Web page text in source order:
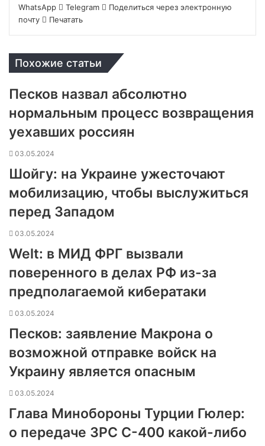
WhatsApp
Telegram
Поделиться через электронную
почту
Печатать
Похожие статьи
Песков назвал абсолютно
нормальным процесс возвращения
уехавших россиян
03.05.2024
Шойгу: на Украине ужесточают
мобилизацию, чтобы выслужиться
перед Западом
03.05.2024
Welt: в МИД ФРГ вызвали
поверенного в делах РФ из-за
предполагаемой кибератаки
03.05.2024
Песков: заявление Макрона о
возможной отправке войск на
Украину является опасным
03.05.2024
Глава Минобороны Турции Гюлер:
о передаче ЗРС С-400 какой-либо